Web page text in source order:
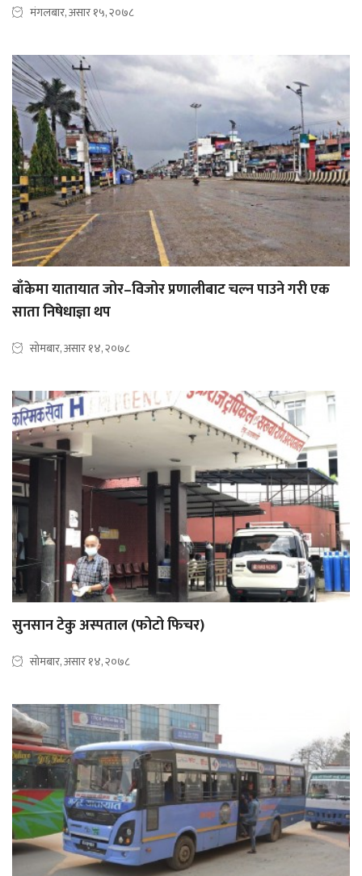
मंगलबार, असार १५, २०७८
बाँकेमा यातायात जोर–विजोर प्रणालीबाट चल्न पाउने गरी एक
साता निषेधाज्ञा थप
सोमबार, असार १४, २०७८
सुनसान टेकु अस्पताल (फोटो फिचर)
सोमबार, असार १४, २०७८